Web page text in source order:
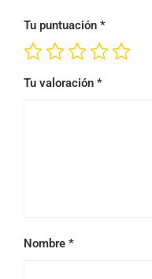
Tu puntuación *
Tu valoración *
Nombre *